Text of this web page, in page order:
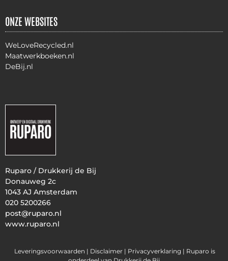
ONZE WEBSITES
WeLoveRecycled.nl
Maatwerkboeken.nl
DeBij.nl
Ruparo / Drukkerij de Bij
Donauweg 2c
1043 AJ Amsterdam
020 5200266
post@ruparo.nl
www.ruparo.nl
Leveringsvoorwaarden | Disclaimer | Privacyverklaring | Ruparo is